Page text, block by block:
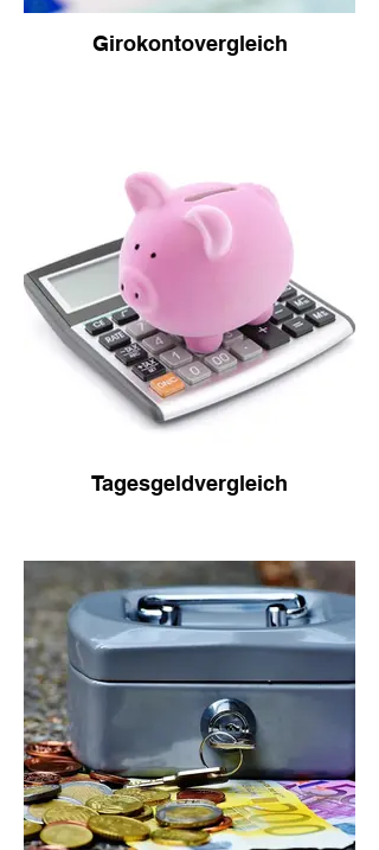
Girokontovergleich
Tagesgeldvergleich